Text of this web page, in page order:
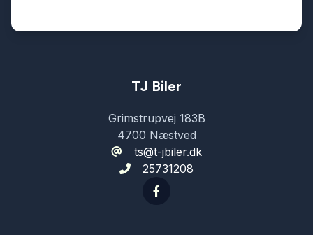
TJ Biler
Grimstrupvej 183B
4700 Næstved
ts@t-jbiler.dk
25731208